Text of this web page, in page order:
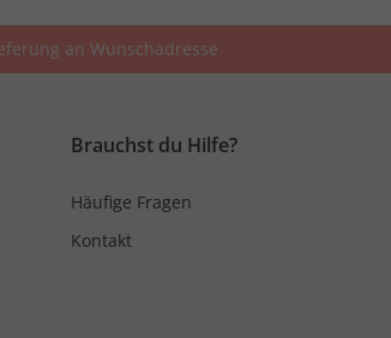
an Wunschadresse
Brauchst du Hilfe?
Häufige Fragen
Kontakt